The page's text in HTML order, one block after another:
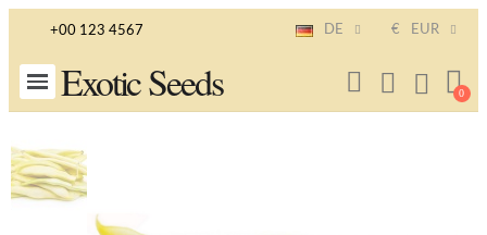
+00 123 4567 DE € EUR
Exotic Seeds